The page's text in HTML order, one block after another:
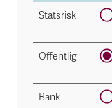
Statsrisk
Offentlig
Bank